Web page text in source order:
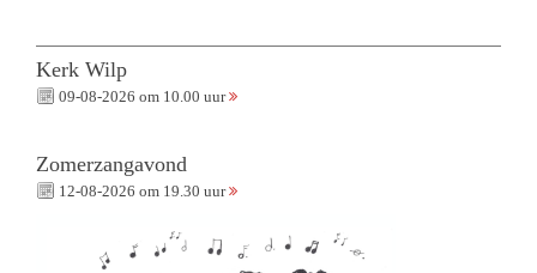
Kerk Wilp
09-08-2026 om 10.00 uur
Zomerzangavond
12-08-2026 om 19.30 uur